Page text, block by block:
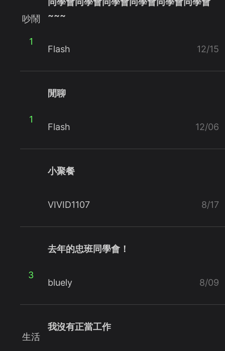
吵鬧
1
~~~
Flash 12/15
1
閒聊
Flash 12/06
小聚餐
VIVID1107 8/17
3
去年的忠班同學會！
bluely 8/09
生活
我沒有正當工作